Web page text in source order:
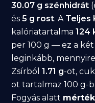
30.07 g szénhidrát
és5 g rost. A Teljes
kalóriatartalma124
per 100 g — ez a
leginkább,
Zsírból1.71 g-ot,
ot tartalmaz 100 g-
Fogyás alatt